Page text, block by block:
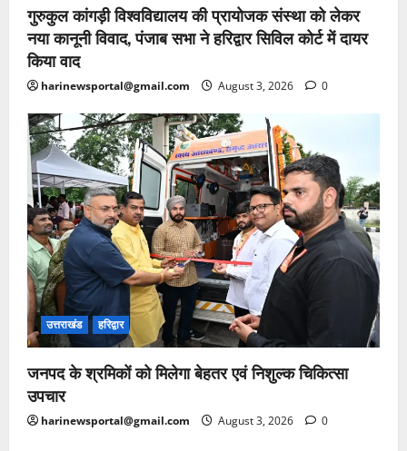
गुरुकुल कांगड़ी विश्वविद्यालय की प्रायोजक संस्था को लेकर
नया कानूनी विवाद, पंजाब सभा ने हरिद्वार सिविल कोर्ट में दायर
किया वाद
harinewsportal@gmail.com August 3, 2026 0
उत्तराखंड हरिद्वार
जनपद के श्रमिकों को मिलेगा बेहतर एवं निशुल्क चिकित्सा
उपचार
harinewsportal@gmail.com August 3, 2026 0